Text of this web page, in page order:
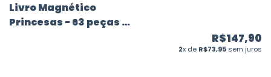
Livro Magnético
Princesas - 63 peças -
R$147,90
2x de R$73,95 sem juros